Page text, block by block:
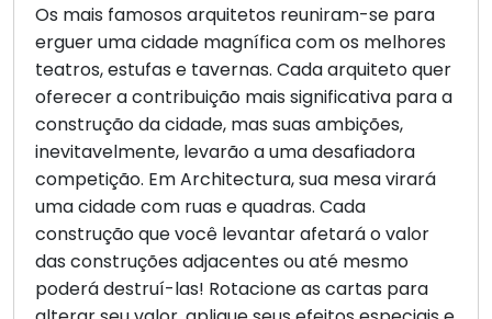
Os mais famosos arquitetos reuniram-se para
erguer uma cidade magnífica com os melhores
teatros, estufas e tavernas. Cada arquiteto quer
oferecer a contribuição mais significativa para a
construção da cidade, mas suas ambições,
inevitavelmente, levarão a uma desafiadora
competição. Em Architectura, sua mesa virará
uma cidade com ruas e quadras. Cada
construção que você levantar afetará o valor
das construções adjacentes ou até mesmo
poderá destruí-las! Rotacione as cartas para